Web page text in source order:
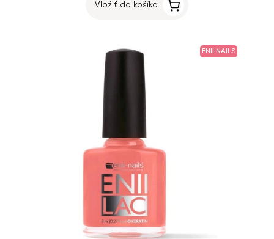
Vložiť do košíka
ENII NAILS